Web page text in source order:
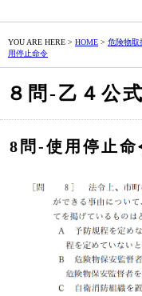
YOU ARE HERE > HOME > 危険物取
用停止命令
８問‐乙４公
8問‐使用停止命